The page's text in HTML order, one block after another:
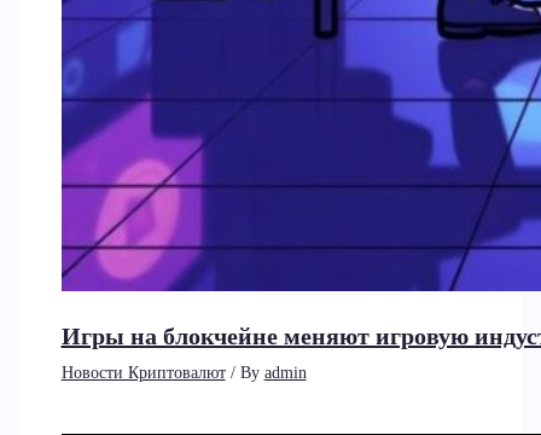
Игры на блокчейне меняют игровую
Новости Криптовалют/ By admin